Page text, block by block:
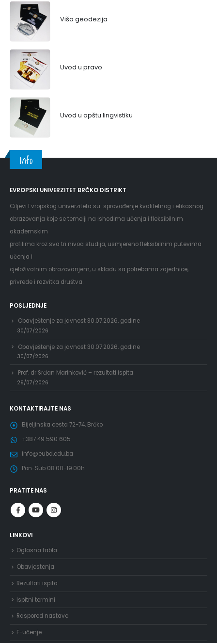
Viša geodezija
Uvod u pravo
Uvod u opštu lingvistiku
Info
EVROPSKI UNIVERZITET BRČKO DISTRIKT
Ciljevi Evropskog univerziteta su: sprovođenje kvalitetnog i efikasnog
obrazovanja koje se temelji na ishodima učenja i fleksibilnim
akademskim
profilima kroz sva tri nivoa studija, usmjereno fleksibilnim putevima
učenja i
cjeloživotnim obrazovanjem, u skladu sa potrebama zajednice,
privrede i razvitka društva.
POSLJEDNJE
Obavještenje za javnost 30.07.2026. godine
30/07/2026
Obavještenje za javnost 30.07.2026. godine
30/07/2026
Prof. dr Srđan Marinković – rezultati ispita
29/07/2026
KONTAKTIRAJTE NAS
Bijeljinska cesta 72-74, Brčko
+387 49 590 605
info@eubd.edu.ba
Pon-Sub 08.00-19.00h
PRATITE NAS
LINKOVI
Oglasna tabla
Obavjestenja
Rezultati ispita
Ispitni termini
Raspored nastave
E-učenje